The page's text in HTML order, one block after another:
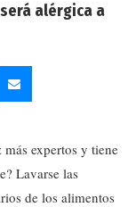
alérgica a
expertos y tiene
Lavarse las
de los alimentos